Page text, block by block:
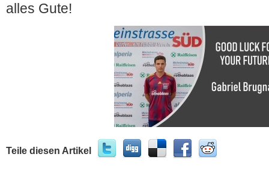
alles Gute!
Teile diesen Artikel